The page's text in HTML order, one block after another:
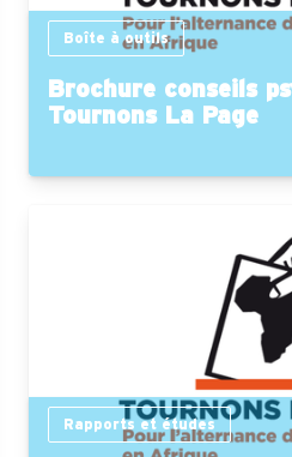
Boîte à outils
Brochure conseils
Tournons La Page
Rapports et études